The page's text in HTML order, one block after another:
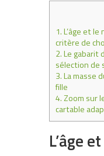
1.L’âge et
critère de
2.Le gabarit
sélection de
3.La masse
fille
4.Zoom sur
cartable
L’âge